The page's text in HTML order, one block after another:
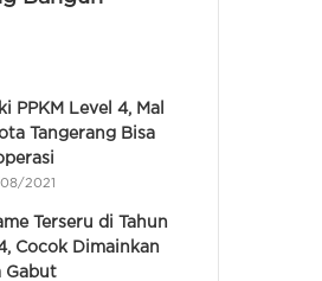
PPKM Level 4, Mal
Tangerang Bisa
2021
Terseru di Tahun
Cocok Dimainkan
Gabut